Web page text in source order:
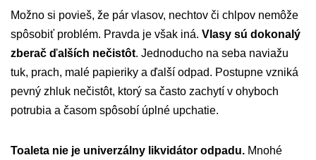
Možno si povieš, že pár vlasov, nechtov či chlpov nemôže
spôsobiť problém. Pravda je však iná. Vlasy sú dokonalý
zberač ďalších nečistôt. Jednoducho na seba naviažu
tuk, prach, malé papieriky a ďalší odpad. Postupne vzniká
pevný zhluk nečistôt, ktorý sa často zachytí v ohyboch
potrubia a časom spôsobí úplné upchatie.
Toaleta nie je univerzálny likvidátor odpadu. Mnohé